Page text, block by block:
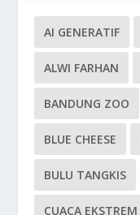
AI GENERATIF
ALWI FARHAN
BANDUNG ZOO
BLUE CHEESE
BULU TANGKIS
CUACA EKSTREM